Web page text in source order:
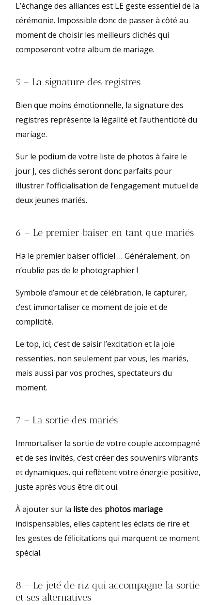
L’échange des alliances est LE geste essentiel de la
cérémonie. Impossible donc de passer à côté au
moment de choisir les meilleurs clichés qui
composeront votre album de mariage.
5 – La signature des registres
Bien que moins émotionnelle, la signature des
registres représente la légalité et l’authenticité du
mariage.
Sur le podium de votre liste de photos à faire le
jour J, ces clichés seront donc parfaits pour
illustrer l’officialisation de l’engagement mutuel de
deux jeunes mariés.
6 – Le premier baiser en tant que mariés
Ha le premier baiser officiel … Généralement, on
n’oublie pas de le photographier !
Symbole d’amour et de célébration, le capturer,
c’est immortaliser ce moment de joie et de
complicité.
Le top, ici, c’est de saisir l’excitation et la joie
ressenties, non seulement par vous, les mariés,
mais aussi par vos proches, spectateurs du
moment.
7 – La sortie des mariés
Immortaliser la sortie de votre couple accompagné
et de ses invités, c’est créer des souvenirs vibrants
et dynamiques, qui reflètent votre énergie positive,
juste après vous être dit oui.
À ajouter sur la listedes photos mariage
indispensables, elles captent les éclats de rire et
les gestes de félicitations qui marquent ce moment
spécial.
8 – Le jeté de riz qui accompagne la sortie
et ses alternatives